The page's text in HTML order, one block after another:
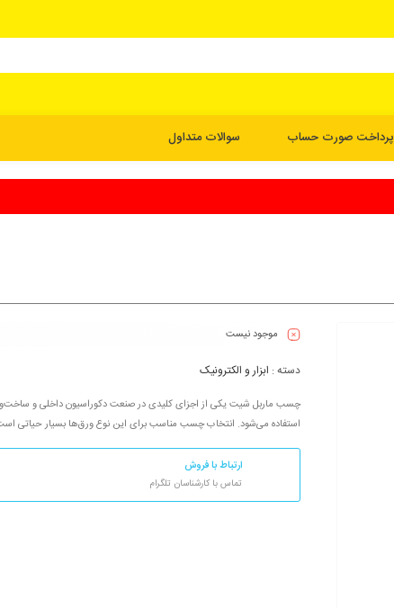
پرداخت صورت حساب سوالات متداول
موجود نیست
دسته : ابزار و الکترونیک
چسب ماربل شیت یکی از اجزای کلیدی در صنعت دکوراسیون داخلی و
استفاده می‌شود. انتخاب چسب مناسب برای این نوع ورق‌ها بسیار حیاتی است،
ارتباط با فروش
تماس با کارشناسان تلگرام